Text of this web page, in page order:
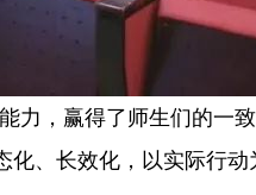
力，赢得了师生们的一
、长效化，以实际行